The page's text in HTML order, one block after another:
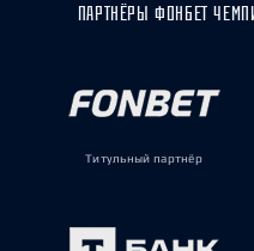
ПАРТНЁРЫ ФОНБЕТ
Титульный партнёр